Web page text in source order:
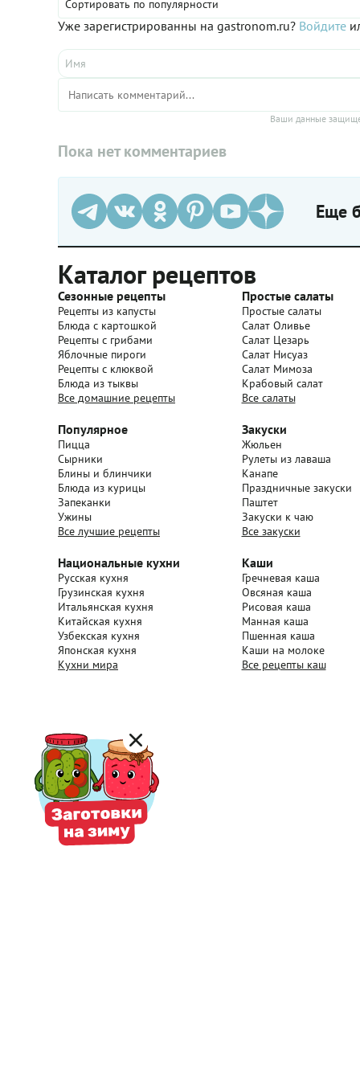
Сортировать по популярности
Уже зарегистрированны на gastronom.ru? Войдите
Ваши данные
Пока нет комментариев
Еще
Каталог рецептов
Сезонные рецепты
Рецепты из капусты
Блюда с картошкой
Рецепты с грибами
Яблочные пироги
Рецепты с клюквой
Блюда из тыквы
Все домашние рецепты
Простые салаты
Простые салаты
Салат Оливье
Салат Цезарь
Салат Нисуаз
Салат Мимоза
Крабовый салат
Все салаты
Популярное
Пицца
Сырники
Блины и блинчики
Блюда из курицы
Запеканки
Ужины
Все лучшие рецепты
Закуски
Жюльен
Рулеты из лаваша
Канапе
Праздничные закуски
Паштет
Закуски к чаю
Все закуски
Национальные кухни
Русская кухня
Грузинская кухня
Итальянская кухня
Китайская кухня
Узбекская кухня
Японская кухня
Кухни мира
Каши
Гречневая каша
Овсяная каша
Рисовая каша
Манная каша
Пшенная каша
Каши на молоке
Все рецепты каш